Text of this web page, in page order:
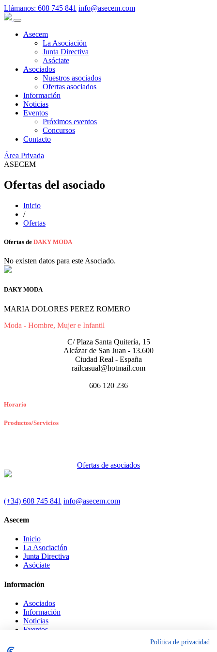
Llámanos: 608 745 841 info@asecem.com
Asecem
La Asociación
Junta Directiva
Asóciate
Asociados
Nuestros asociados
Ofertas asociados
Información
Noticias
Eventos
Próximos eventos
Concursos
Contacto
Área Privada
ASECEM
Ofertas del asociado
Inicio
/
Ofertas
Ofertas de DAKY MODA
No existen datos para este Asociado.
DAKY MODA
MARIA DOLORES PEREZ ROMERO
Moda - Hombre, Mujer e Infantil
C/ Plaza Santa Quitería, 15
Alcázar de San Juan - 13.600
Ciudad Real - España
railcasual@hotmail.com
606 120 236
Horario
Productos/Servicios
Ofertas de asociados
(+34) 608 745 841 info@asecem.com
Asecem
Inicio
La Asociación
Junta Directiva
Asóciate
Información
Asociados
Información
Noticias
Eventos
Legal
Política de privacidad